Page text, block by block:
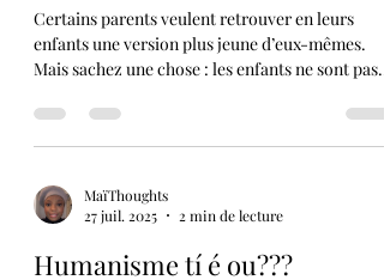
miroir…
Certains parents veulent retrouver en leurs
Mais sachez une chose : les enfants ne sont pas...
27 juil. 2025
2 min de lecture